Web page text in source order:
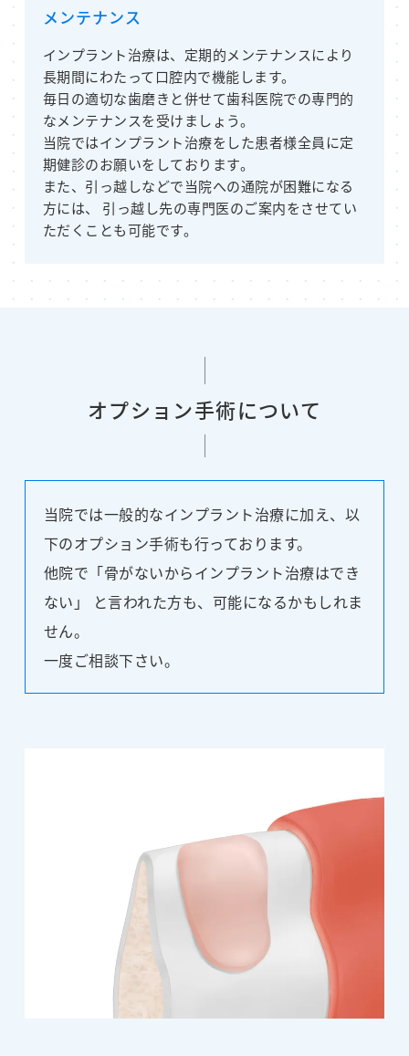
メンテナンス
インプラント治療は、定期的メンテナンスにより
長期間にわたって口腔内で機能します。
毎日の適切な歯磨きと併せて歯科医院での専門的
なメンテナンスを受けましょう。
当院ではインプラント治療をした患者様全員に定
期健診のお願いをしております。
また、引っ越しなどで当院への通院が困難になる
方には、 引っ越し先の専門医のご案内をさせてい
ただくことも可能です。
オプション手術について
当院では一般的なインプラント治療に加え、以
下のオプション手術も行っております。
他院で「骨がないからインプラント治療はでき
ない」 と言われた方も、可能になるかもしれま
せん。
一度ご相談下さい。